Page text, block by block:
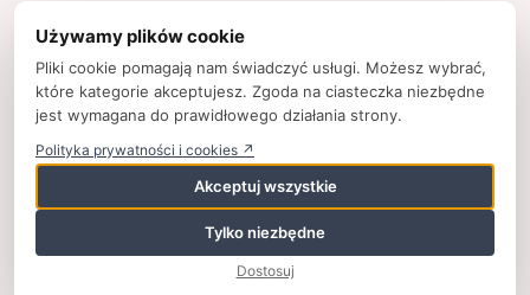
Strona główna
Polityka prywatności
Kontakt
Strony partnerskie
© 2025zpkinfo.pl,
ul. Ku Wiśle 7, 00-707 Warszawa, Polska,
+48 (22) 50 65 852,
wspolpraca@zpkinfo.pl
Używamy plików cookie
Pliki cookie pomagają nam świadczyć usługi. Możesz wybrać,
które kategorie akceptujesz. Zgoda na ciasteczka niezbędne
jest wymagana do prawidłowego działania strony.
Polityka prywatności i cookies ↗
Akceptuj wszystkie
Tylko niezbędne
Dostosuj